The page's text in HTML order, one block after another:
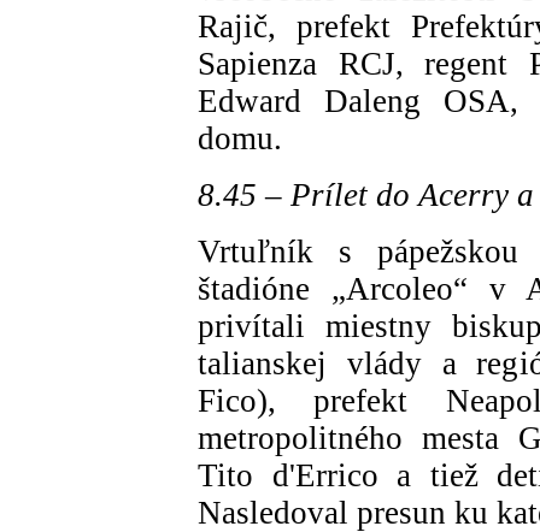
Rajič, prefekt
Sapienza RCJ, regent
Edward Daleng OSA,
domu.
8.45 – Prílet do Acerry
Vrtuľník s pápežskou
štadióne „Arcoleo“ v
privítali miestny
talianskej vlády a
Fico), prefekt
metropolitného mesta
Tito d'Errico a tiež
Nasledoval presun ku